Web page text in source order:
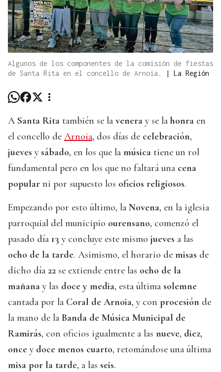
Algunos de los componentes de la comisión de fiestas
de Santa Rita en el concello de Arnoia.
| La Región
A Santa Rita también se la venera y se la honra en
el concello de Arnoia, dos días de celebración,
jueves y sábado, en los que la música tiene un rol
fundamental pero en los que no faltará una cena
popular ni por supuesto los oficios religiosos.
Empezando por esto último, la Novena, en la iglesia
parroquial del municipio ourensano, comenzó el
pasado día 13 y concluye este mismo jueves a las
ocho de la tarde. Asimismo, el horario de misas de
dicho día 22 se extiende entre las ocho de la
mañana y las doce y media, esta última solemne
cantada por la Coral de Arnoia, y con procesión de
la mano de la Banda de Música Municipal de
Ramirás, con oficios igualmente a las nueve, diez,
once y doce menos cuarto, retomándose una última
misa por la tarde, a las seis.